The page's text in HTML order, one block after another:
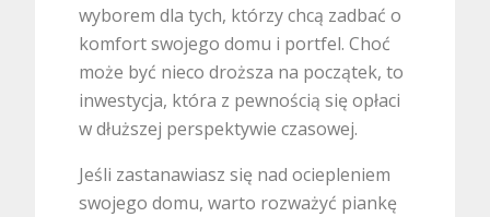
wyborem dla tych, którzy chcą zadbać o
komfort swojego domu i portfel. Choć
może być nieco droższa na początek, to
inwestycja, która z pewnością się opłaci
w dłuższej perspektywie czasowej.
Jeśli zastanawiasz się nad ociepleniem
swojego domu, warto rozważyć piankę